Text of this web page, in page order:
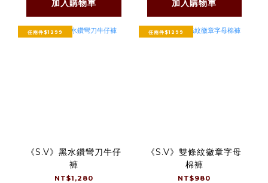
加入購物車 加入購物車
任兩件$1299
《S.V》黑水鑽彎刀牛仔
褲
NT$1,280
任兩件$1299
《S.V》雙條紋徽章字母
棉褲
NT$980